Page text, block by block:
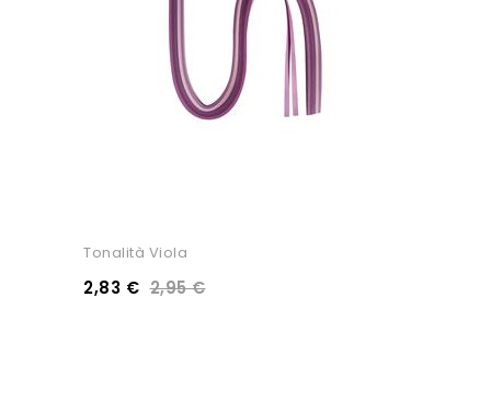
Tonalità Viola
2,83 € 2,95 €